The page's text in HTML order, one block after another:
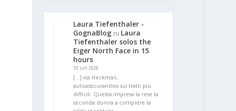
Laura Tiefenthaler -
GognaBlog zu Laura
Tiefenthaler solos the
Eiger North Face in 15
hours
10. Juli 2026
[…] via Heckmair,
autoassicurandosi sui tratti più
difficili. Questa impresa la rese la
seconda donna a compiere la